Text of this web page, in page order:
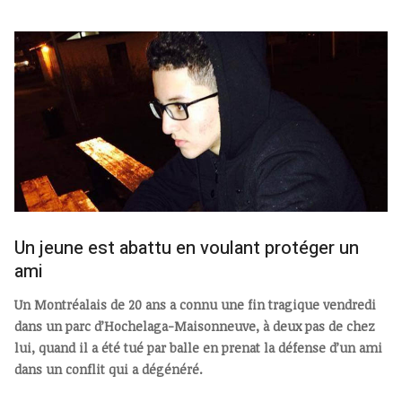
Un jeune est abattu en voulant protéger un
ami
Un Montréalais de 20 ans a connu une fin tragique vendredi
dans un parc d’Hochelaga-Maisonneuve, à deux pas de chez
lui, quand il a été tué par balle en prenat la défense d’un ami
dans un conflit qui a dégénéré.